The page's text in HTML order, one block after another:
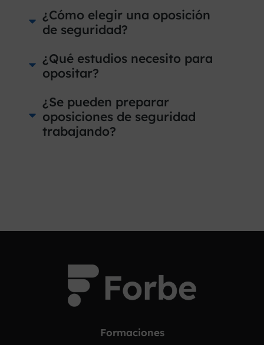
¿Cómo elegir una oposición
de seguridad?
¿Qué estudios necesito para
opositar?
¿Se pueden preparar
oposiciones de seguridad
trabajando?
Formaciones